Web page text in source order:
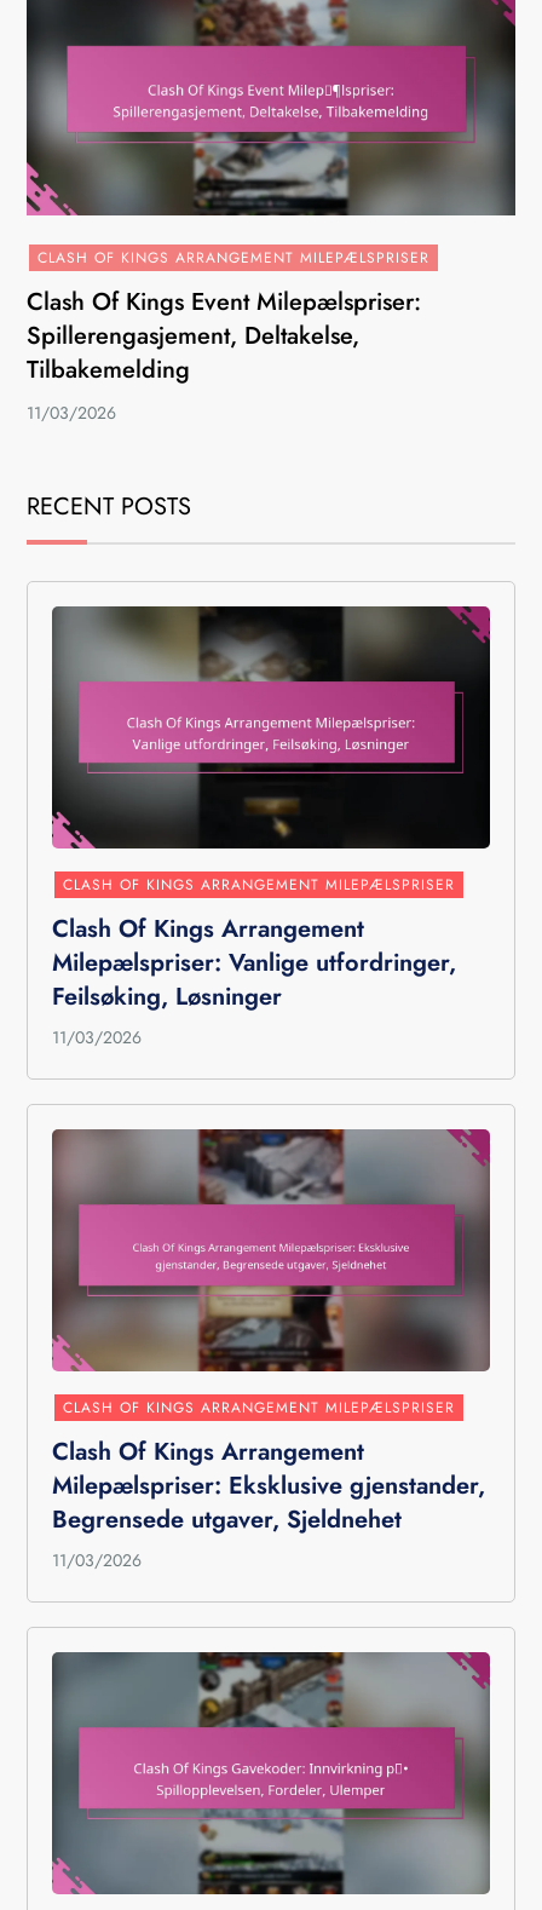
CLASH OF KINGS ARRANGEMENT MILEPÆLSPRISER
Clash Of Kings Event Milepælspriser:
Spillerengasjement, Deltakelse,
Tilbakemelding
11/03/2026
RECENT POSTS
CLASH OF KINGS ARRANGEMENT MILEPÆLSPRISER
Clash Of Kings Arrangement
Milepælspriser: Vanlige utfordringer,
Feilsøking, Løsninger
11/03/2026
CLASH OF KINGS ARRANGEMENT MILEPÆLSPRISER
Clash Of Kings Arrangement
Milepælspriser: Eksklusive gjenstander,
Begrensede utgaver, Sjeldnehet
11/03/2026